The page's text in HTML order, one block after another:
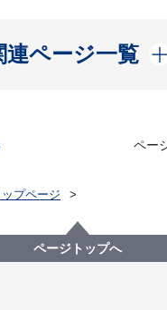
連ページ一覧
開く
ペー
プページ
交通局
部運輸課
車内の温度調整は、どのよ
ページトップへ